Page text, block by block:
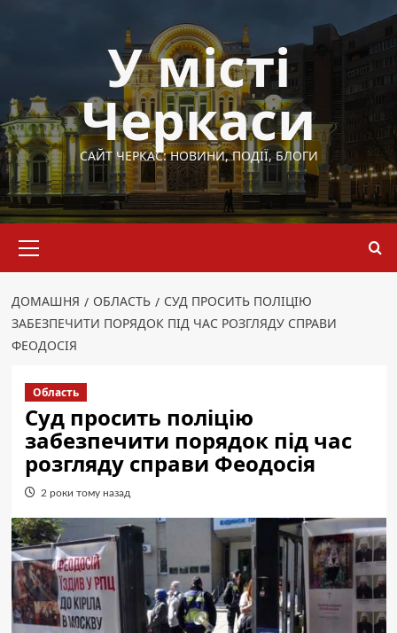
У місті
Черкаси
САЙТ ЧЕРКАС: НОВИНИ, ПОДІЇ, БЛОГИ
меню
ДОМАШНЯ ОБЛАСТЬ
СУД ПРОСИТЬ ПОЛІЦІЮ
ЗАБЕЗПЕЧИТИ ПОРЯДОК ПІД ЧАС РОЗГЛЯДУ СПРАВИ
ФЕОДОСІЯ
Область
Суд просить поліцію
забезпечити порядок під час
розгляду справи Феодосія
2 роки тому назад